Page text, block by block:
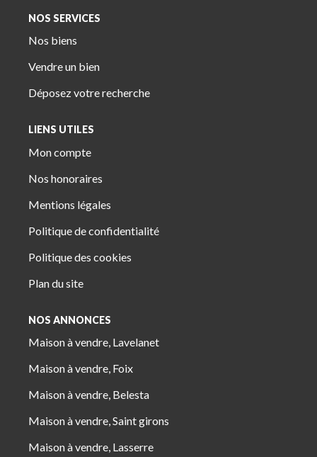
NOS SERVICES
Nos biens
Vendre un bien
Déposez votre recherche
LIENS UTILES
Mon compte
Nos honoraires
Mentions légales
Politique de confidentialité
Politique des cookies
Plan du site
NOS ANNONCES
Maison à vendre, Lavelanet
Maison à vendre, Foix
Maison à vendre, Belesta
Maison à vendre, Saint girons
Maison à vendre, Lasserre